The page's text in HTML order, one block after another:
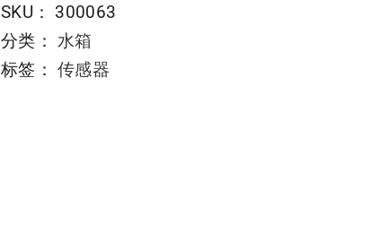
SKU： 300063
分类：水箱
标签：传感器